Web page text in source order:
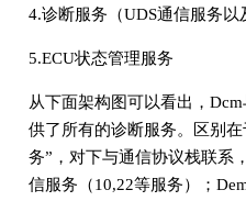
4.诊断服务（UDS通信服务以
5.ECU状态管理服务
从下面架构图可以看出，
供了所有的诊断服务。区别
务”，对下与通信协议栈联系
信服务（10,22等服务）；